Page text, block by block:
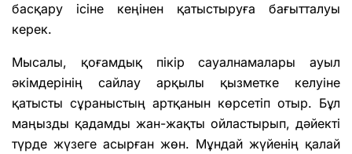
басқару ісіне кеңінен қатыстыруға бағытталуы
керек.
Мысалы, қоғамдық пікір сауалнамалары ауыл
әкімдерінің сай­лау арқылы қызметке келуіне
қатысты сұраныстың артқанын көрсетіп отыр. Бұл
маңызды қадамды жан-жақты ойластырып, дәйекті
түрде жү­зеге асырған жөн. Мұндай жүйенің қалай